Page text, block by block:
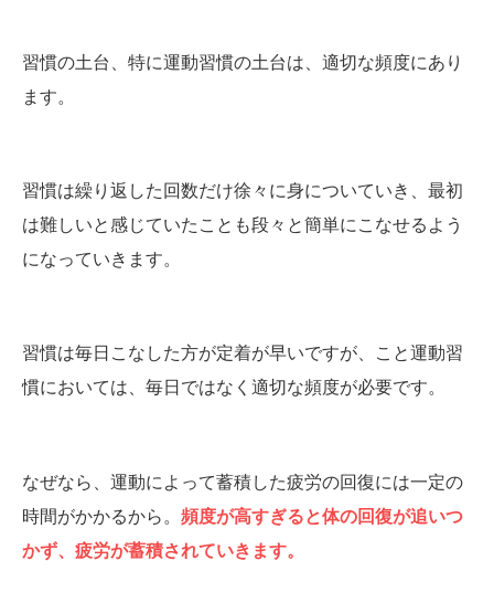
習慣の土台、特に運動習慣の土台は、適切な頻度にあり
ます。
習慣は繰り返した回数だけ徐々に身についていき、最初
は難しいと感じていたことも段々と簡単にこなせるよう
になっていきます。
習慣は毎日こなした方が定着が早いですが、こと運動習
慣においては、毎日ではなく適切な頻度が必要です。
なぜなら、運動によって蓄積した疲労の回復には一定の
時間がかかるから。 頻度が高すぎると体の回復が追いつ
かず、疲労が蓄積されていきます。